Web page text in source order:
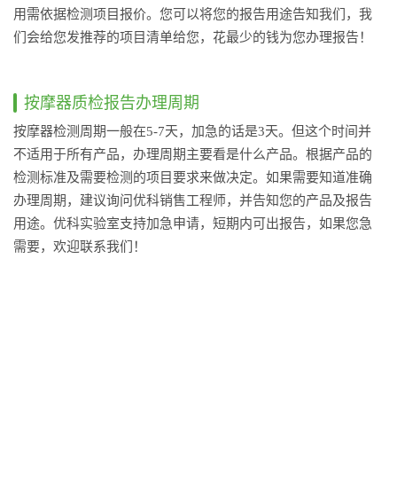
用需依据检测项目报价。您可以将您的报告用途告知我们，我
们会给您发推荐的项目清单给您，花最少的钱为您办理报告！
按摩器质检报告办理周期
按摩器检测周期一般在5-7天，加急的话是3天。但这个时间并
不适用于所有产品，办理周期主要看是什么产品。根据产品的
检测标准及需要检测的项目要求来做决定。如果需要知道准确
办理周期，建议询问优科销售工程师，并告知您的产品及报告
用途。优科实验室支持加急申请，短期内可出报告，如果您急
需要，欢迎联系我们！